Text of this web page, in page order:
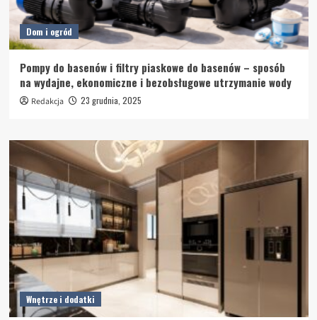
Dom i ogród
Pompy do basenów i filtry piaskowe do basenów – sposób
na wydajne, ekonomiczne i bezobsługowe utrzymanie wody
Redakcja 23 grudnia, 2025
Wnętrze i dodatki